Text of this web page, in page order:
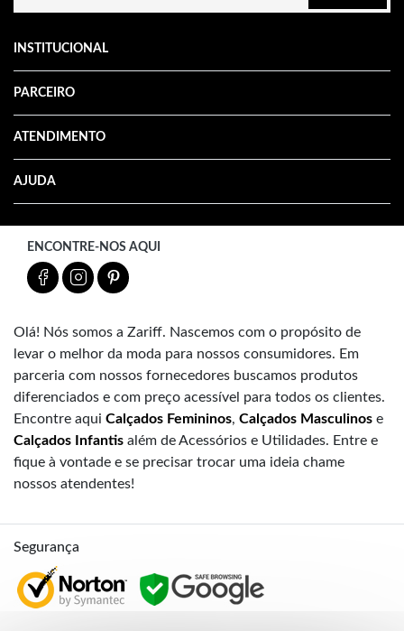
INSTITUCIONAL
PARCEIRO
ATENDIMENTO
AJUDA
ENCONTRE-NOS AQUI
Olá! Nós somos a Zariff. Nascemos com o propósito de
levar o melhor da moda para nossos consumidores. Em
parceria com nossos fornecedores buscamos produtos
diferenciados e com preço acessível para todos os clientes.
Encontre aqui Calçados Femininos, Calçados Masculinos e
Calçados Infantis além de Acessórios e Utilidades. Entre e
fique à vontade e se precisar trocar uma ideia chame
nossos atendentes!
Segurança